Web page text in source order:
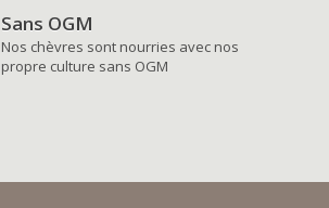
Sans OGM
Nos chèvres sont nourries avec nos
propre culture sans OGM